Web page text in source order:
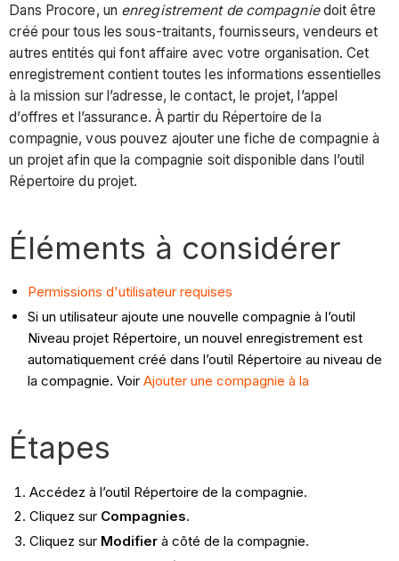
Dans Procore, un enregistrement de compagniedoit être
créé pour tous les sous-traitants, fournisseurs, vendeurs et
autres entités qui font affaire avec votre organisation. Cet
enregistrement contient toutes les informations essentielles
à la mission sur l’adresse, le contact, le projet, l’appel
d’offres et l’assurance. À partir du Répertoire de la
compagnie, vous pouvez ajouter une fiche de compagnie à
un projet afin que la compagnie soit disponible dans l’outil
Répertoire du projet.
Éléments à considérer
Permissions d'utilisateur requises
Si un utilisateur ajoute une nouvelle compagnie à l’outil
Niveau projet Répertoire, un nouvel enregistrement est
automatiquement créé dans l’outil Répertoire au niveau de
la compagnie. VoirAjouter une compagnie à la
Étapes
Accédez à l’outil Répertoire de la compagnie.
Cliquez sur Compagnies.
Cliquez sur Modifierà côté de la compagnie.